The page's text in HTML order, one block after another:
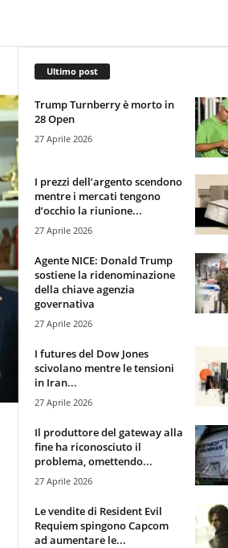
Ultimo post
Trump Turnberry è morto in
28 Open
27 Aprile 2026
I prezzi dell’argento scendono
mentre i mercati tengono
d’occhio la riunione...
27 Aprile 2026
Agente NICE: Donald Trump
sostiene la ridenominazione
della chiave agenzia
governativa
27 Aprile 2026
I futures del Dow Jones
scivolano mentre le tensioni
in Iran...
27 Aprile 2026
Il produttore del gateway alla
fine ha riconosciuto il
problema, omettendo...
27 Aprile 2026
Le vendite di Resident Evil
Requiem spingono Capcom
ad aumentare le...